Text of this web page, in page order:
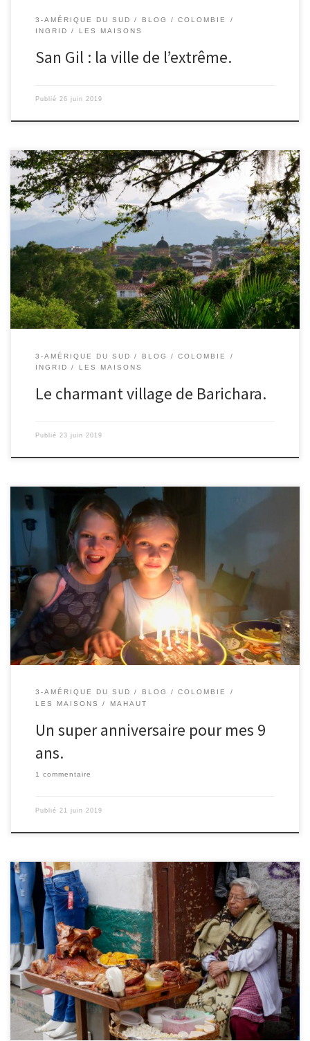
3-AMÉRIQUE DU SUD BLOG
COLOMBIE
INGRID
LES MAISONS
San Gil : la ville de l’extrême.
Publié 26 juin 2019
Du 19 au 22/06/2019 – Ingrid. Après un vol Quito-Bogota que nous
avons eu in extremis à 4 min près, après avoir confondu bêtement
heure d’arrivée et heure de départ, nous voilà sur le sol
Colombien. Nous n’avons pas envie de nous arrêter à Bogota,
grande ville par laquelle nous […]
3-AMÉRIQUE DU SUD BLOG
COLOMBIE
INGRID
LES MAISONS
Le charmant village de Barichara.
Publié 23 juin 2019
Le 20/06/2019 – Mahaut. Nous sommes arrivés la veille de mon
anniversaire en Colombie, dans le mignon village de Barichara.
Les parents avaient réservé une super petite maison sur Airbnb.
Elle avait beaucoup de charme. Il y avait une douche et une sale
de bain dehors avec des plantes qui […]
3-AMÉRIQUE DU SUD BLOG
COLOMBIE
LES MAISONS
MAHAUT
Un super anniversaire pour mes 9
ans.
1 commentaire
Publié 21 juin 2019
Le 19/06/2019 – Mahaut. Chancho hornado : porc braisé à la
broche : Nous avons goûté du cochon dans un marché. C’était un
énorme cochon qui a été cuit à la broche doucement pendant
des heures. Ça a eu pour effet de griller sa peau, elle avait goût
de […]